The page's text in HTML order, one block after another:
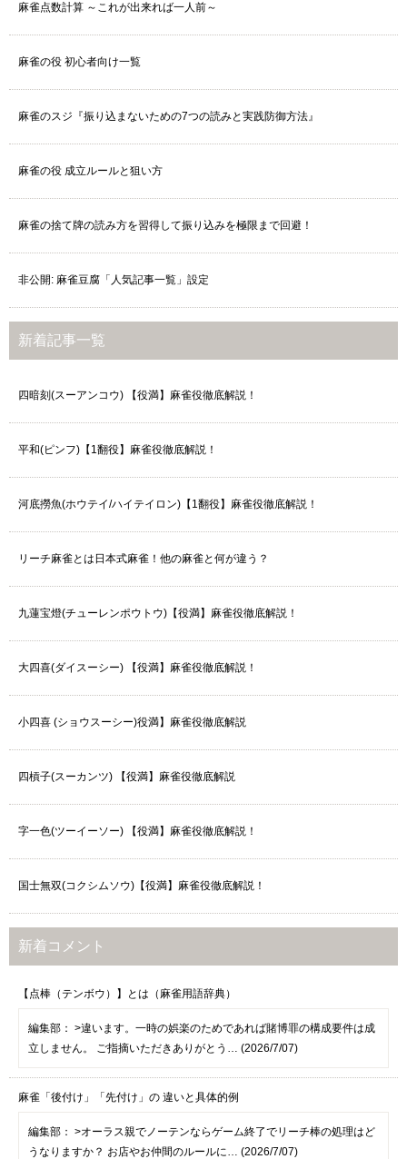
麻雀点数計算 ～これが出来れば一人前～
麻雀の役 初心者向け一覧
麻雀のスジ『振り込まないための7つの読みと実践防御方法』
麻雀の役 成立ルールと狙い方
麻雀の捨て牌の読み方を習得して振り込みを極限まで回避！
非公開: 麻雀豆腐「人気記事一覧」設定
新着記事一覧
四暗刻(スーアンコウ) 【役満】麻雀役徹底解説！
平和(ピンフ)【1翻役】麻雀役徹底解説！
河底撈魚(ホウテイ/ハイテイロン)【1翻役】麻雀役徹底解説！
リーチ麻雀とは日本式麻雀！他の麻雀と何が違う？
九蓮宝燈(チューレンポウトウ)【役満】麻雀役徹底解説！
大四喜(ダイスーシー) 【役満】麻雀役徹底解説！
小四喜 (ショウスーシー)役満】麻雀役徹底解説
四槓子(スーカンツ) 【役満】麻雀役徹底解説
字一色(ツーイーソー) 【役満】麻雀役徹底解説！
国士無双(コクシムソウ)【役満】麻雀役徹底解説！
新着コメント
【点棒（テンボウ）】とは（麻雀用語辞典）
編集部： >違います。一時の娯楽のためであれば賭博罪の構成要件は成
立しません。 ご指摘いただきありがとう… (2026/7/07)
麻雀「後付け」「先付け」の 違いと具体的例
編集部： >オーラス親でノーテンならゲーム終了でリーチ棒の処理はど
うなりますか？ お店やお仲間のルールに… (2026/7/07)